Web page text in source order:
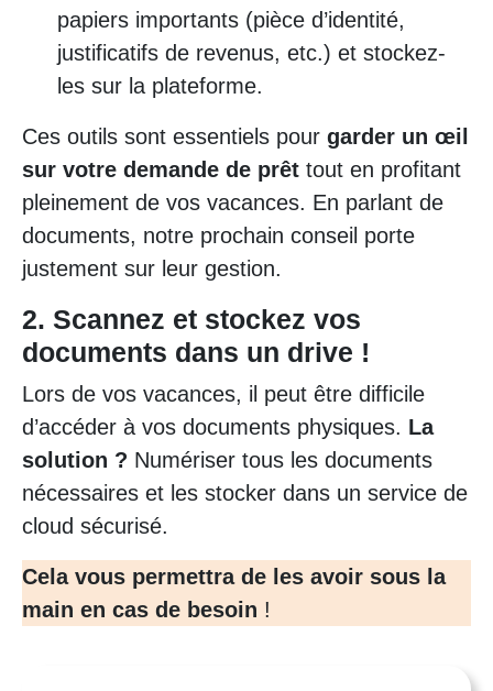
papiers importants (pièce d’identité,
justificatifs de revenus, etc.) et stockez-
les sur la plateforme.
Ces outils sont essentiels pour garder un œil
sur votre demande de prêt tout en profitant
pleinement de vos vacances. En parlant de
documents, notre prochain conseil porte
justement sur leur gestion.
2. Scannez et stockez vos
documents dans un drive !
Lors de vos vacances, il peut être difficile
d’accéder à vos documents physiques. La
solution ? Numériser tous les documents
nécessaires et les stocker dans un service de
cloud sécurisé.
Cela vous permettra de les avoir sous la
main en cas de besoin !